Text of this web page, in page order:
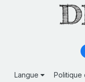
Langue Politique